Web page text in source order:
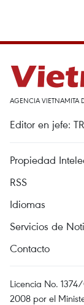
AGENCIA VIETNAMITA
Editor en jefe:
Propiedad
RSS
Idiomas
Servicios de
Contacto
Licencia No.
2008 por el